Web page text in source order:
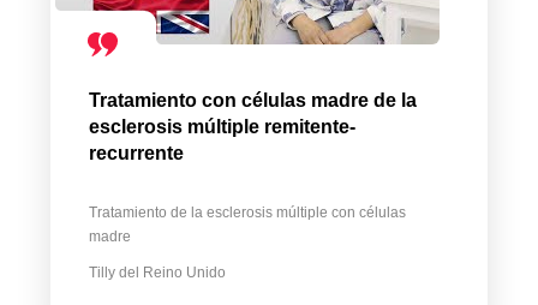
Tratamiento con células madre de la
esclerosis múltiple remitente-
recurrente
Tratamiento de la esclerosis múltiple con células
madre
Tilly del Reino Unido